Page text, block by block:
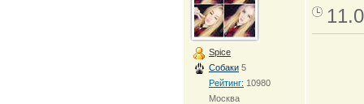
Spice
Собаки 5
Рейтинг: 10980
Москва